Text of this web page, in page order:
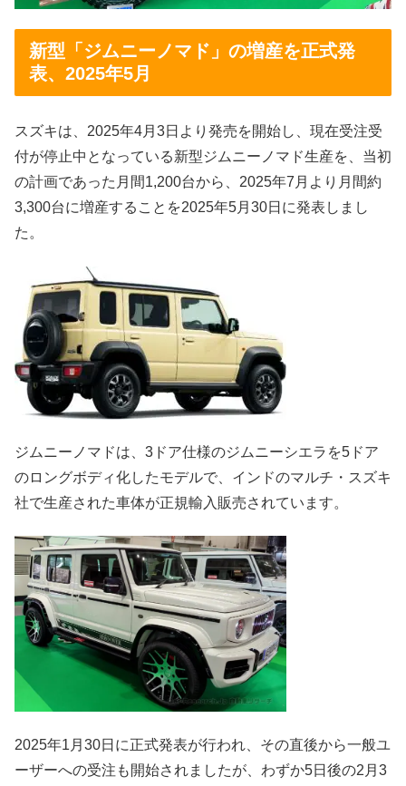
新型「ジムニーノマド」の増産を正式発
表、2025年5月
スズキは、2025年4月3日より発売を開始し、現在受注受
付が停止中となっている新型ジムニーノマド生産を、当初
の計画であった月間1,200台から、2025年7月より月間約
3,300台に増産することを2025年5月30日に発表しまし
た。
ジムニーノマドは、3ドア仕様のジムニーシエラを5ドア
のロングボディ化したモデルで、インドのマルチ・スズキ
社で生産された車体が正規輸入販売されています。
2025年1月30日に正式発表が行われ、その直後から一般ユ
ーザーへの受注も開始されましたが、わずか5日後の2月3